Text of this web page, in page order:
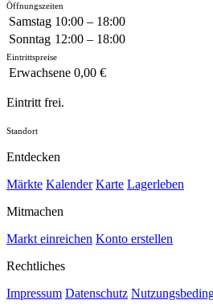
Öffnungszeiten
Samstag 10:00 – 18:00
Sonntag 12:00 – 18:00
Eintrittspreise
Erwachsene 0,00 €
Eintritt frei.
Standort
Entdecken
Märkte Kalender Karte Lagerleben
Mitmachen
Markt einreichen Konto erstellen
Rechtliches
Impressum Datenschutz